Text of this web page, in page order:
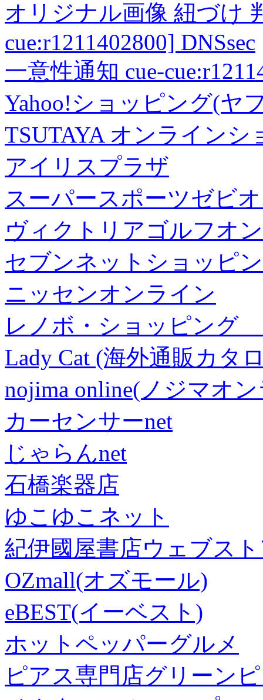
オリジナル画像 紐づけ
cue:r1211402800] DNSsec
一意性通知 cue-
Yahoo!ショッピング(ヤ
TSUTAYA オンラインシ
アイリスプラザ
スーパースポーツゼビ
ヴィクトリアゴルフオ
セブンネットショッピ
ニッセンオンライン
レノボ・ショッピング
Lady Cat (海外通販カタ
nojima online(ノジマオ
カーセンサーnet
じゃらんnet
石橋楽器店
ゆこゆこネット
紀伊國屋書店ウェブス
OZmall(オズモール)
eBEST(イーベスト)
ホットペッパーグルメ
ピアス専門店グリーン